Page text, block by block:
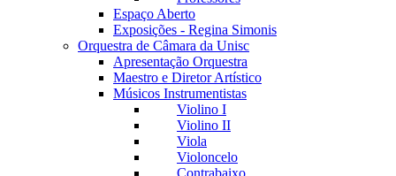
Espaço Aberto
Exposições - Regina Simonis
Orquestra de Câmara da Unisc
Apresentação Orquestra
Maestro e Diretor Artístico
Músicos Instrumentistas
Violino I
Violino II
Viola
Violoncelo